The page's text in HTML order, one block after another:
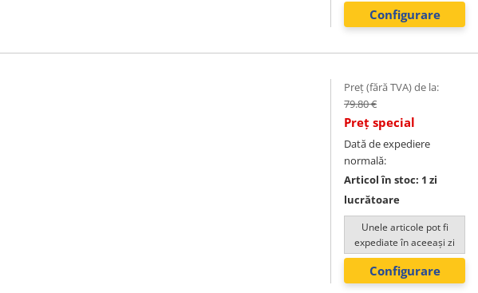
Configurare
Preț (fără TVA) de la:
79.80 €
Preț special
Dată de expediere
normală:
Articol în stoc: 1 zi
lucrătoare
Unele articole pot fi
expediate în aceeași zi
Configurare